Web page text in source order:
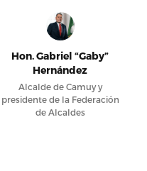
Hon. Gabriel “Gaby”
Hernández
Alcalde de Camuy y
presidente de la Federación
de Alcaldes